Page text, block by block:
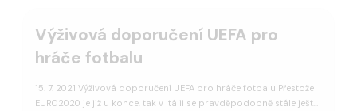
Výživová doporučení UEFA pro
hráče fotbalu
15. 7. 2021 Výživová doporučení UEFA pro hráče fotbalu Přestože
EURO2020 je již u konce, tak v Itálii se pravděpodobně stále ještě